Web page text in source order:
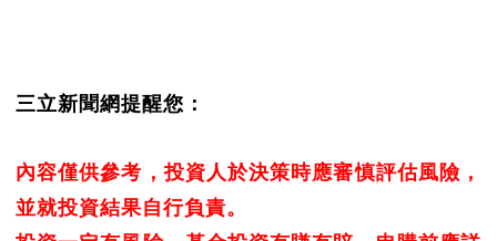
三立新聞網提醒您：
內容僅供參考，投資人於決策時應審慎評估風險，
並就投資結果自行負責。